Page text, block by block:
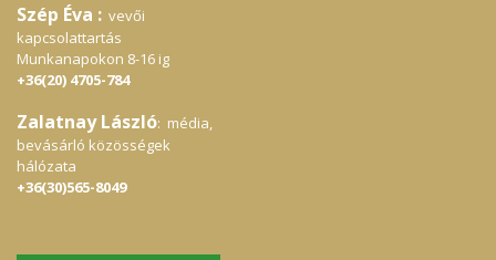
Szép Éva : vevői
kapcsolattartás
Munkanapokon 8-16 ig
+36(20) 4705-784
Zalatnay László: média,
bevásárló közösségek
hálózata
+36(30)565-8049